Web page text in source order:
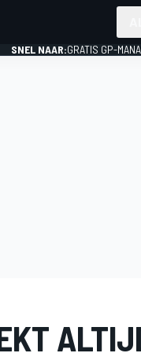
SNEL NAAR:GRATIS GP-